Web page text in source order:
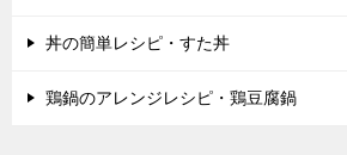
丼の簡単レシピ・すた丼
鶏鍋のアレンジレシピ・鶏豆腐鍋